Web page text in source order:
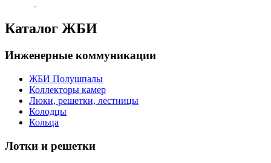
Каталог ЖБИ
Инженерные коммуникации
ЖБИ Полушпалы
Коллекторы камер
Люки, решетки, лестницы
Колодцы
Кольца
Лотки и решетки